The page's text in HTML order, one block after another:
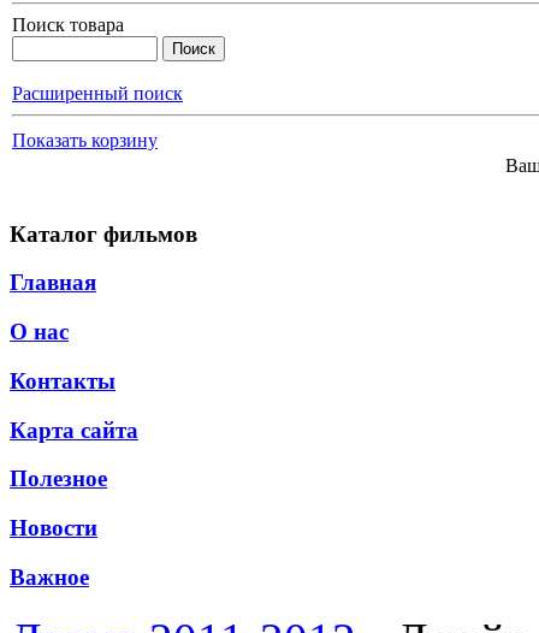
Поиск товара
Расширенный поиск
Показать корзину
Каталог фильмов
Главная
О нас
Контакты
Карта сайта
Полезное
Новости
Важное